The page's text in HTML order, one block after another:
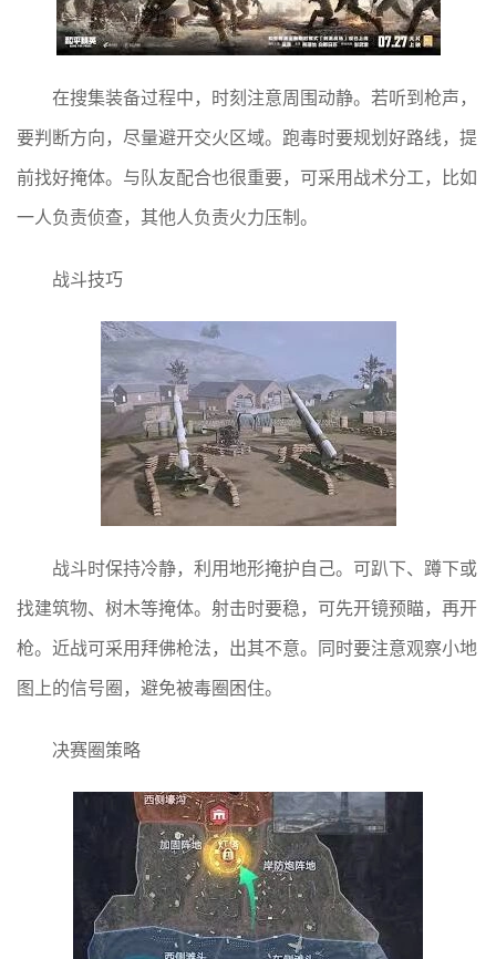
在搜集装备过程中，时刻注意周围动静。若听到枪声，
要判断方向，尽量避开交火区域。跑毒时要规划好路线，提
前找好掩体。与队友配合也很重要，可采用战术分工，比如
一人负责侦查，其他人负责火力压制。
战斗技巧
战斗时保持冷静，利用地形掩护自己。可趴下、蹲下或
找建筑物、树木等掩体。射击时要稳，可先开镜预瞄，再开
枪。近战可采用拜佛枪法，出其不意。同时要注意观察小地
图上的信号圈，避免被毒圈困住。
决赛圈策略